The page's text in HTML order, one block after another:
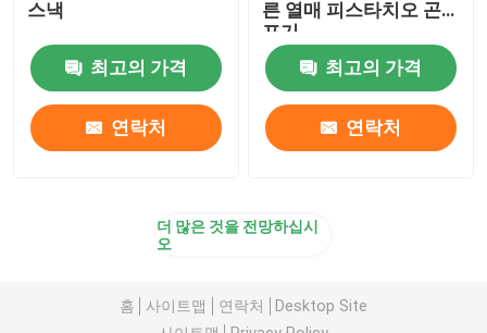
스낵
최고의 가격
연락처
른 열매 피스타치오 곤
포기
최고의 가격
연락처
더 많은 것을 전망하십시
오
홈 사이트맵 연락처
Desktop Site